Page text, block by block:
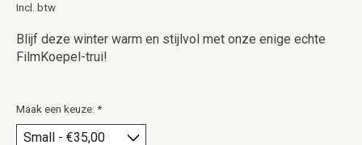
Incl. btw
Blijf deze winter warm en stijlvol met onze enige echte
FilmKoepel-trui!
Maak een keuze: *